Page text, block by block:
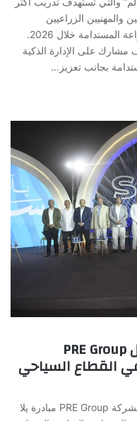
والمهنيين الزراعيين
والباحثين ورواد الأعمال الزراعية على الزراعة المستدامة خلال 2026.
أول ألف مشارك على الإدارة الذكية
بجانب تعزيز…
خلال إطلاق مبادرة “يلا ساحل PRE Group
القطاع السياحي
وليد زكي، المؤسس والرئيس التنفيذي لشركة PRE Group مبادرة يلا